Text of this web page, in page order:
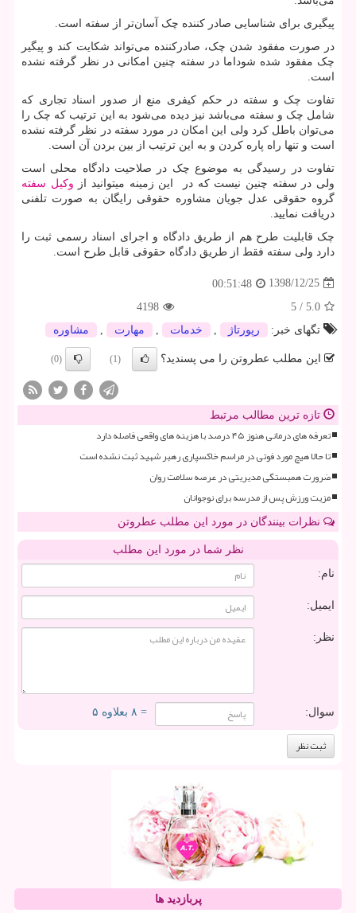
پیگیری برای شناسایی صادر کننده چک آسان‌تر از سفته است.
در صورت مفقود شدن چک، صادرکننده می‌تواند شکایت کند و پیگیر
چک مفقود شده شوداما در سفته چنین امکانی در نظر گرفته نشده
است.
تفاوت چک و سفته در حکم کیفری منع از صدور اسناد تجاری که
شامل چک و سفته می‌باشد نیز دیده می‌شود به این ترتیب که چک را
می‌توان باطل کرد ولی این امکان در مورد سفته در نظر گرفته نشده
است و تنها راه پاره کردن و به این ترتیب از بین بردن آن است.
تفاوت در رسیدگی به موضوع چک در صلاحیت دادگاه محلی است
ولی در سفته چنین نیست که در این زمینه میتوانید از وکیل سفته
گروه حقوقی عدل جویان مشاوره حقوقی رایگان به صورت تلفنی
دریافت نمایید.
چک قابلیت طرح هم از طریق دادگاه و اجرای اسناد رسمی ثبت را
دارد ولی سفته فقط از طریق دادگاه حقوقی قابل طرح است.
1398/12/25
00:51:48
5.0
/
5
4198
تگهای خبر:
رپورتاژ خدمات مهارت مشاوره
این مطلب عطروتن را می پسندید؟ (1)
(0)
تازه ترین مطالب مرتبط
تعرفه های درمانی هنوز ۴۵ درصد با هزینه های واقعی فاصله دارد
تا حالا هیچ مورد فوتی در مراسم خاکسپاری رهبر شهید ثبت نشده است
ضرورت همبستگی مدیریتی در عرصه سلامت روان
مزیت ورزش پس از مدرسه برای نوجوانان
نظرات بینندگان در مورد این مطلب عطروتن
نظر شما در مورد این مطلب
نام:
ایمیل:
نظر:
سوال: = ۸ بعلاوه ۵
پربازدید ها